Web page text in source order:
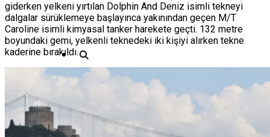
giderken yelkeni yırtılan Dolphin And Deniz isimli tekneyi
dalgalar sürüklemeye başlayınca yakınından geçen M/T
Caroline isimli kimyasal tanker harekete geçti. 132 metre
boyundaki gemi, yelkenli teknedeki iki kişiyi alırken tekne
kaderine bırakıldı.